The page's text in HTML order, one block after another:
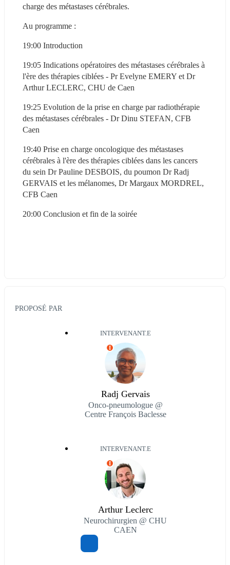
charge des métastases cérébrales.
Au programme :
19:00 Introduction
19:05 Indications opératoires des métastases cérébrales à
l'ère des thérapies ciblées - Pr Evelyne EMERY et Dr
Arthur LECLERC, CHU de Caen
19:25 Evolution de la prise en charge par radiothérapie
des métastases cérébrales - Dr Dinu STEFAN, CFB
Caen
19:40 Prise en charge oncologique des métastases
cérébrales à l'ère des thérapies ciblées dans les cancers
du sein Dr Pauline DESBOIS, du poumon Dr Radj
GERVAIS et les mélanomes, Dr Margaux MORDREL,
CFB Caen
20:00 Conclusion et fin de la soirée
PROPOSÉ PAR
INTERVENANT.E
I
Radj Gervais
Onco-pneumologue @
Centre François Baclesse
INTERVENANT.E
I
Arthur Leclerc
Neurochirurgien @ CHU
CAEN